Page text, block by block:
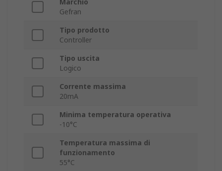
Marchio
Gefran
Tipo prodotto
Controller
Tipo uscita
Logico
Corrente massima
20mA
Minima temperatura operativa
-10°C
Temperatura massima di
funzionamento
55°C